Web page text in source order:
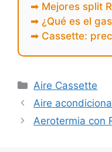
➡ Mejores split
➡ ¿Qué es el
➡ Cassette:
Aire Cassette
Aire
Aerotermia con